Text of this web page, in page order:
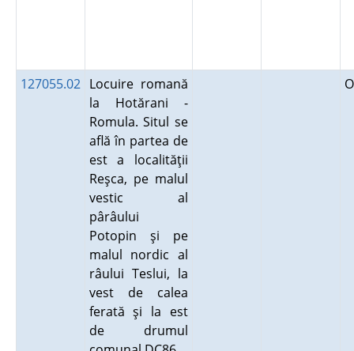
127055.02 Locuire romană
la Hotărani -
Romula. Situl se
află în partea de
est a localităţii
Reşca, pe malul
vestic al
pârâului
Potopin şi pe
malul nordic al
râului Teslui, la
vest de calea
ferată şi la est
de drumul